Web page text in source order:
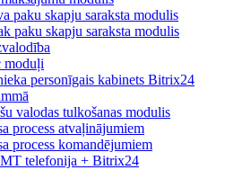
paku skapju saraksta modulis
paku skapju saraksta modulis
moduļi
personīgais kabinets Bitrix24
valodas tulkošanas modulis
process atvaļinājumiem
process komandējumiem
telefonija + Bitrix24